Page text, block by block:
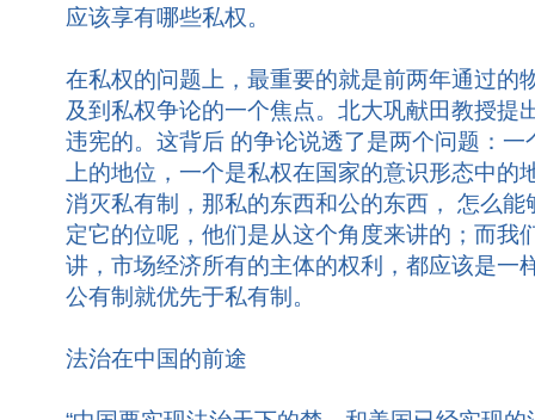
应该享有哪些私权。
在私权的问题上，最重要的就是前两年通过的
及到私权争论的一个焦点。北大巩献田教授提
违宪的。这背后 的争论说透了是两个问题：
上的地位，一个是私权在国家的意识形态中的
消灭私有制，那私的东西和公的东西， 怎么
定它的位呢，他们是从这个角度来讲的；而我
讲，市场经济所有的主体的权利，都应该是一
公有制就优先于私有制。
法治在中国的前途